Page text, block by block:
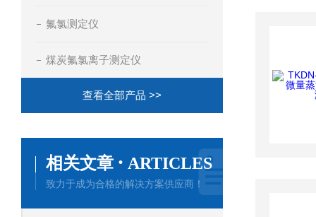
氟氯测定仪
煤炭氟氯离子测定仪
查看全部产品 >>
相关文章 · ARTICLES
致力于成为合格的解决方案供应商！